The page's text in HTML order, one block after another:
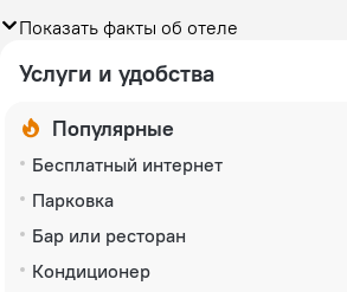
Показать факты об отеле
Услуги и удобства
Популярные
Бесплатный интернет
Парковка
Бар или ресторан
Кондиционер